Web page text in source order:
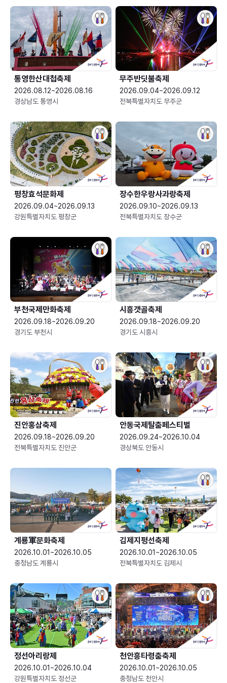
통영한산대첩축제
2026.08.12~2026.08.16
경상남도 통영시
무주반딧불축제
2026.09.04~2026.09.12
전북특별자치도 무주군
평창효석문화제
2026.09.04~2026.09.13
강원특별자치도 평창군
장수한우랑사과랑축제
2026.09.10~2026.09.13
전북특별자치도 장수군
부천국제만화축제
2026.09.18~2026.09.20
경기도 부천시
시흥갯골축제
2026.09.18~2026.09.20
경기도 시흥시
진안홍삼축제
2026.09.18~2026.09.20
전북특별자치도 진안군
안동국제탈춤페스티벌
2026.09.24~2026.10.04
경상북도 안동시
2026.10.01~2026.10.05
충청남도 계룡시
김제지평선축제
2026.10.01~2026.10.05
전북특별자치도 김제시
정선아리랑제
2026.10.01~2026.10.04
강원특별자치도 정선군
천안흥타령춤축제
2026.10.01~2026.10.05
충청남도 천안시